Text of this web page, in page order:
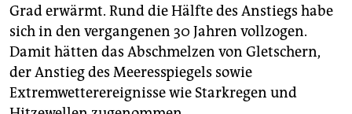
Grad erwärmt. Rund die Hälfte des Anstiegs habe
sich in den vergangenen 30 Jahren vollzogen.
Damit hätten das Abschmelzen von Gletschern,
der Anstieg des Meeresspiegels sowie
Extremwetterereignisse wie Starkregen und